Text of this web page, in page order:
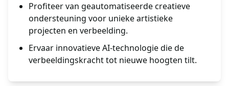
Profiteer van geautomatiseerde creatieve
ondersteuning voor unieke artistieke
projecten en verbeelding.
Ervaar innovatieve AI-technologie die de
verbeeldingskracht tot nieuwe hoogten tilt.